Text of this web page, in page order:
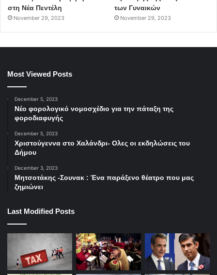
στη Νέα Πεντέλη
November 29, 2023
των Γυναικών
November 29, 2023
Most Viewed Posts
December 5, 2023
Νέο φορολογικό νομοσχέδιο για την πάταξη της
φοροδιαφυγής
December 5, 2023
Χριστούγεννα στο Χαλάνδρι- Ολες οι εκδηλώσεις του
Δήμου
December 3, 2023
Μητσοτάκης -Σουνακ : Ένα παράξενο θέατρο που μας
ζημιώνει
Last Modified Posts